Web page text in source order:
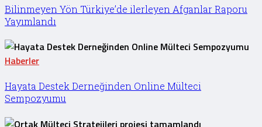
Bilinmeyen Yön Türkiye’de ilerleyen Afganlar Raporu
Yayımlandı
Haberler
Hayata Destek Derneğinden Online Mülteci
Sempozyumu